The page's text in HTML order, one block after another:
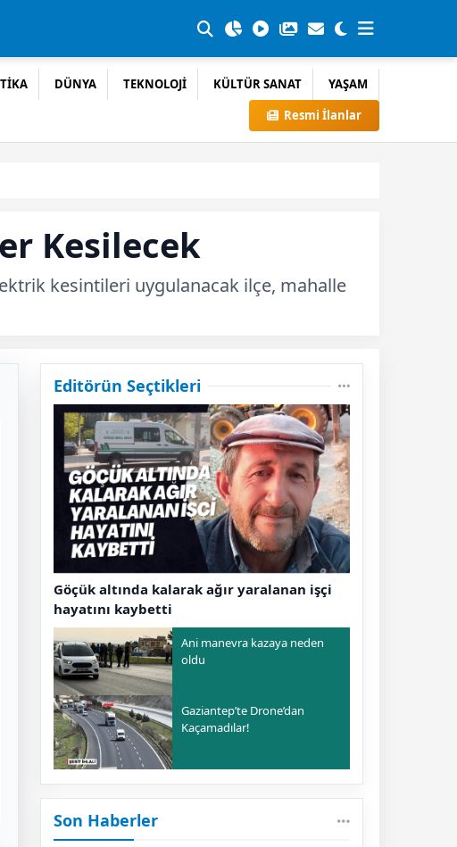
DÜNYA TEKNOLOJİ KÜLTÜR SANAT
YAŞAM
Resmi İlanlar
Kesilecek
kesintileri uygulanacak ilçe, mahalle
Editörün Seçtikleri
Göçük altında kalarak ağır yaralanan işçi
hayatını kaybetti
Ani manevra kazaya neden
oldu
Gaziantep’te Drone’dan
Kaçamadılar!
Son Haberler